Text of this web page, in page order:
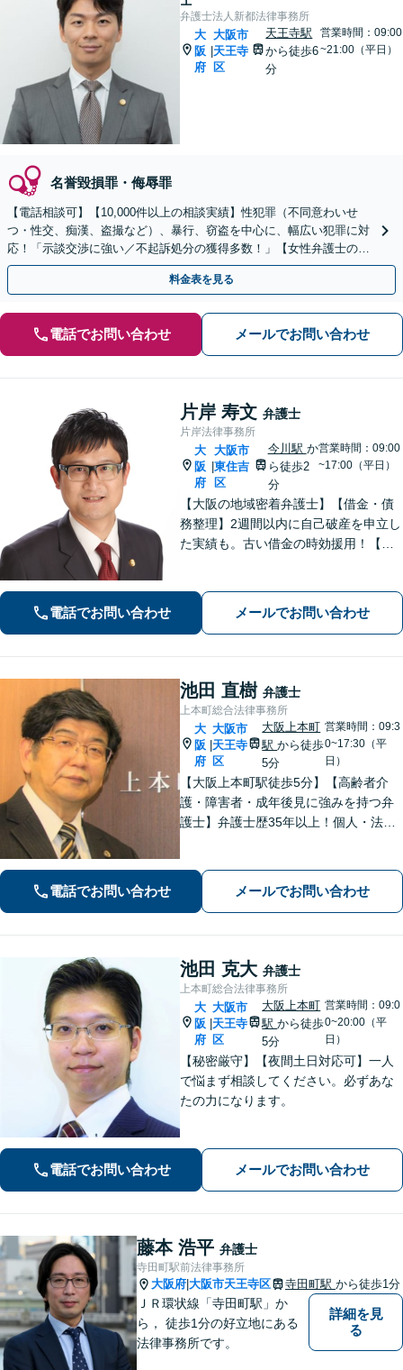
弁護士法人新都法律事務所
大
阪
府
大阪市
天王寺
区
天王寺駅
から徒歩6
分
営業時間：09:00
~21:00（平日）
名誉毀損罪・侮辱罪
【電話相談可】【10,000件以上の相談実績】性犯罪（不同意わいせ
つ・性交、痴漢、盗撮など）、暴行、窃盗を中心に、幅広い犯罪に対
応！「示談交渉に強い／不起訴処分の獲得多数！」【女性弁護士の対
応可】【休日・夜間相談可】【英語・韓国語対応】
料金表を見る
電話でお問い合わせ メールでお問い合わせ
片岸 寿文 弁護士
片岸法律事務所
大
阪
府
大阪市
東住吉
区
今川駅 か
ら徒歩2
分
営業時間：09:00
~17:00（平日）
【大阪の地域密着弁護士】【借金・債
務整理】2週間以内に自己破産を申立し
た実績も。古い借金の時効援用！【刑
応・増額交渉の相談。【今川駅2分】
【初回30分無料相談】
電話でお問い合わせ メールでお問い合わせ
池田 直樹 弁護士
上本町総合法律事務所
大
阪
府
大阪市
天王寺
区
大阪上本町
駅から徒歩
5分
営業時間：09:3
0~17:30（平
日）
【大阪上本町駅徒歩5分】【高齢者介
護・障害者・成年後見に強みを持つ弁
護士】弁護士歴35年以上！個人・法人
あなたの力になりますので、お気軽に
ご相談ください。
電話でお問い合わせ メールでお問い合わせ
池田 克大 弁護士
上本町総合法律事務所
大
阪
府
大阪市
天王寺
区
大阪上本町
駅から徒歩
5分
営業時間：09:0
0~20:00（平
日）
【秘密厳守】【夜間土日対応可】一人
で悩まず相談してください。必ずあな
たの力になります。
電話でお問い合わせ メールでお問い合わせ
藤本 浩平 弁護士
寺田町駅前法律事務所
大阪府 大阪市天王寺区 寺田町駅 から徒歩1分
ＪＲ環状線「寺田町駅」か
ら， 徒歩1分の好立地にある
法律事務所です。
詳細を見
る